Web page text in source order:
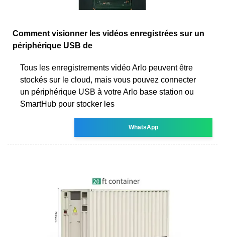
Comment visionner les vidéos enregistrées sur un
périphérique USB de
Tous les enregistrements vidéo Arlo peuvent être
stockés sur le cloud, mais vous pouvez connecter
un périphérique USB à votre Arlo base station ou
SmartHub pour stocker les
WhatsApp